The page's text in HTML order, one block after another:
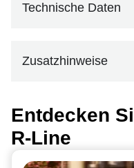
Technische Daten
Zusatzhinweise
Entdecken
R-Line